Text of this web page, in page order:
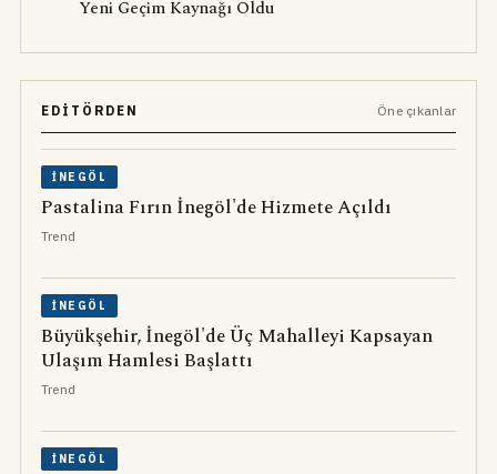
Yeni Geçim Kaynağı Oldu
EDITÖRDEN Öne çıkanlar
İNEGÖL
Pastalina Fırın İnegöl'de Hizmete Açıldı
Trend
İNEGÖL
Büyükşehir, İnegöl'de Üç Mahalleyi Kapsayan
Ulaşım Hamlesi Başlattı
Trend
İNEGÖL